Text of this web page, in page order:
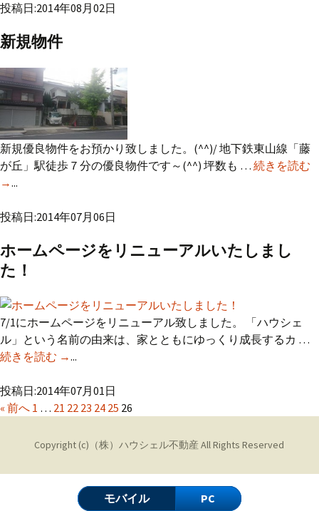
投稿日:2014年08月02日
新規物件
新規優良物件をお預かり致しました。(^^)/ 地下鉄東山線「藤
が丘」駅徒歩７分の優良物件です～(^^) 坪数も … 続きを読む
→...
投稿日:2014年07月06日
ホームページをリニューアルいたしまし
た！
7/1にホームページをリニューアル致しました。 「ハウシェ
ル」という名前の由来は、家とともにゆっくり成長するカ …
続きを読む ホームページをリニューアルいたしました！
→...
投稿日:2014年07月01日
« 前へ 1 … 21 22 23 24 25 26
Copyright (c) （株）ハウシェル不動産 All Rights Reserved
モバイル PC